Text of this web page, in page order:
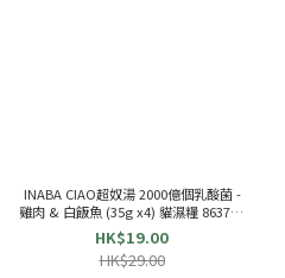
INABA CIAO超奴湯 2000億個乳酸菌 -
雞肉 & 白飯魚 (35g x4) 貓濕糧 863714
TCR-144
HK$19.00
HK$29.00